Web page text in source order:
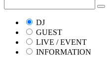
DJ
GUEST
LIVE / EVENT
INFORMATION